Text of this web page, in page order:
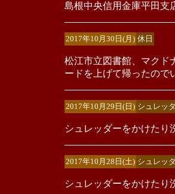
島根中央信用金庫平田支
2017年10月30日(月) 休日
松江市立図書館、マクド
ードを上げて帰ったので
2017年10月29日(日) シュレッ
シュレッダーをかけたり
2017年10月28日(土) シュレッ
シュレッダーをかけたり